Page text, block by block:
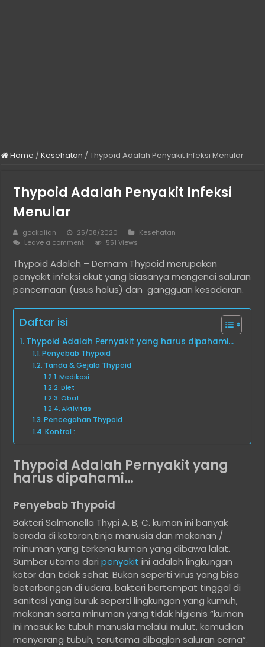
Home / Kesehatan / Thypoid Adalah Penyakit Infeksi Menular
Thypoid Adalah Penyakit Infeksi
Menular
gookalian 25/08/2020
Kesehatan
Leave a comment
551 Views
Thypoid Adalah – Demam Thypoid merupakan
penyakit infeksi akut yang biasanya mengenai saluran
pencernaan (usus halus) dan gangguan kesadaran.
Daftar isi
Thypoid Adalah Pernyakit yang harus dipahami…
Penyebab Thypoid
Tanda & Gejala Thypoid
Medikasi
Diet
Obat
Aktivitas
Pencegahan Thypoid
Kontrol :
Thypoid Adalah Pernyakit yang
harus dipahami…
Penyebab Thypoid
Bakteri Salmonella Thypi A, B, C. kuman ini banyak
berada di kotoran,tinja manusia dan makanan /
minuman yang terkena kuman yang dibawa lalat.
Sumber utama daripenyakit ini adalah lingkungan
kotor dan tidak sehat. Bukan seperti virus yang bisa
beterbangan di udara, bakteri bertempat tinggal di
sanitasi yang buruk seperti lingkungan yang kumuh,
makanan serta minuman yang tidak higienis “kuman
ini masuk ke tubuh manusia melalui mulut, kemudian
menyerang tubuh, terutama dibagian saluran cerna”.